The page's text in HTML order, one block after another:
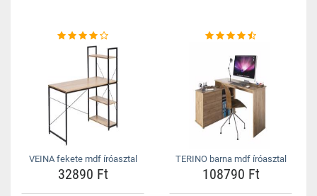
VEINA fekete mdf íróasztal
32890 Ft
TERINO barna mdf íróasztal
108790 Ft